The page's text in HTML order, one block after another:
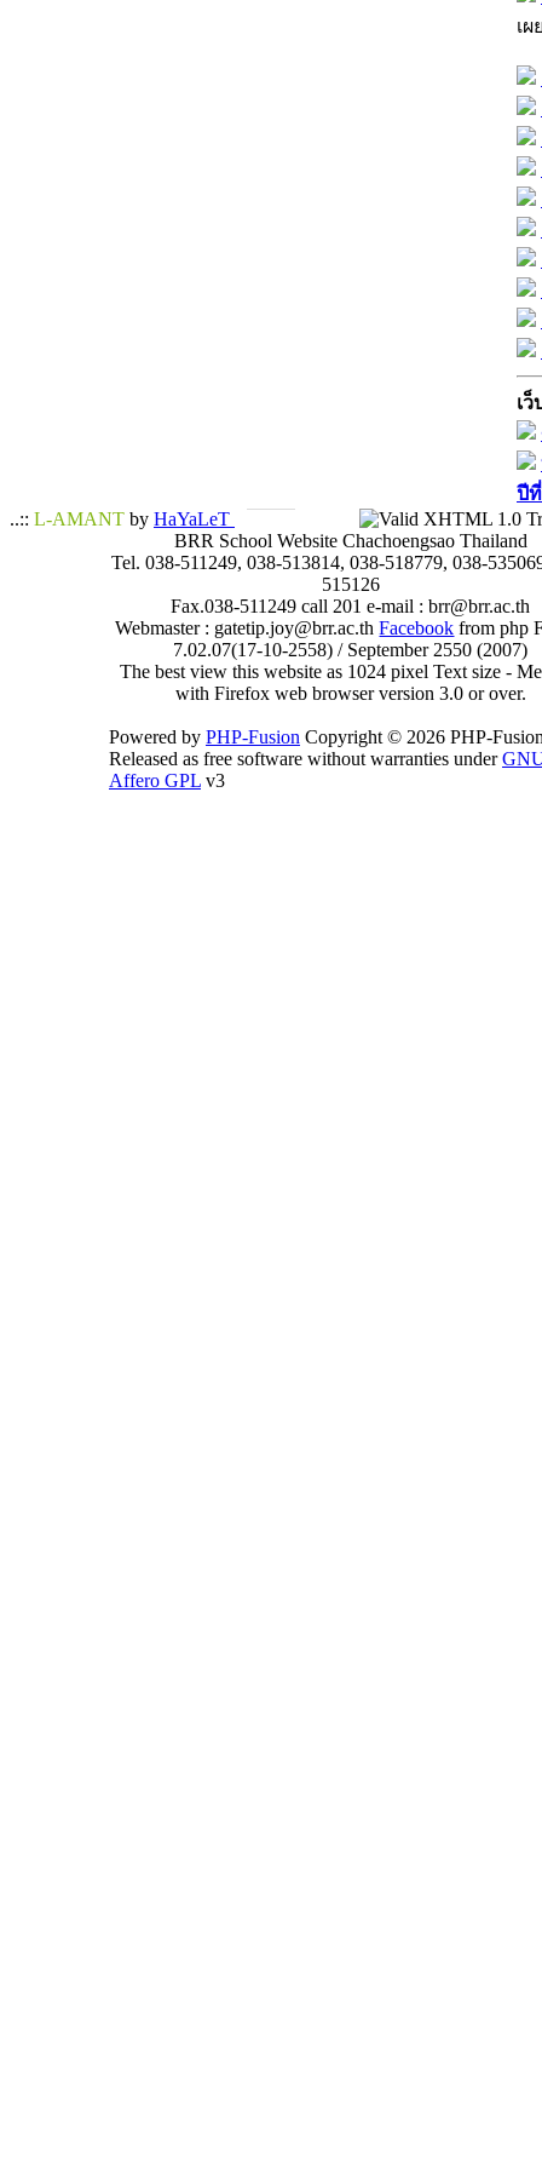
เ
เว็
ปี
..:: L-AMANT by HaYaLeT
BRR School Website Chachoengsao Thailand
Tel. 038-511249, 038-513814, 038-518779, 038-
515126
Fax.038-511249 call 201 e-mail : brr@brr.ac.th
Webmaster : gatetip.joy@brr.ac.thFacebook from php
7.02.07(17-10-2558) / September 2550 (2007)
The best view this website as 1024 pixel Text size -
with Firefox web browser version 3.0 or over.
Powered by PHP-Fusion Copyright © 2026 PHP-
Released as free software without warranties under
Affero GPL v3